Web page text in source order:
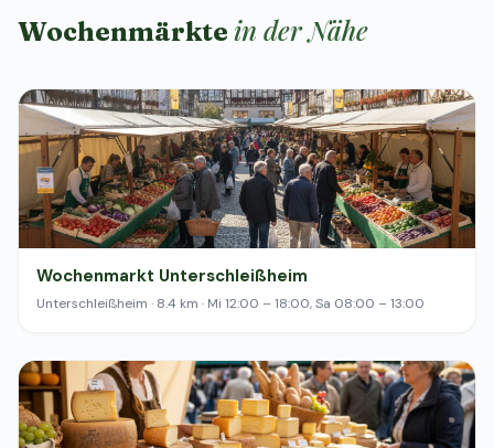
Wochenmärkte in der Nähe
Wochenmarkt Unterschleißheim
Unterschleißheim · 8.4 km · Mi 12:00 – 18:00, Sa 08:00 – 13:00